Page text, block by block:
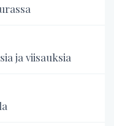
ja viisauksia